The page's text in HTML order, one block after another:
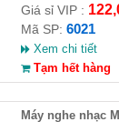
Giá sỉ VIP :
Mã SP: 6021
Xem chi tiết
Tạm hết hàng
Máy nghe nhạc